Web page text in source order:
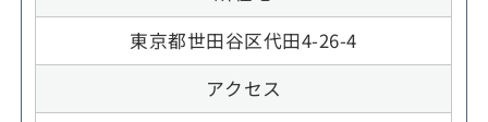
東京都世田谷区代田4-26-4
アクセス